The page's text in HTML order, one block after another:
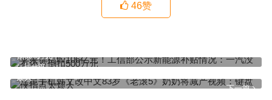
46赞
上一篇
扣500万元
下一篇
三星手机韩文改中文83岁《老滚5》奶奶将减产视频：键盘侠指点太
烦人